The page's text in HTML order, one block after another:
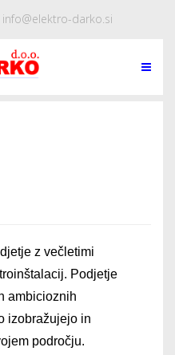
info@elektro-darko.si
z večletimi
Podjetje
ambicioznih
izobražujejo in
področju.